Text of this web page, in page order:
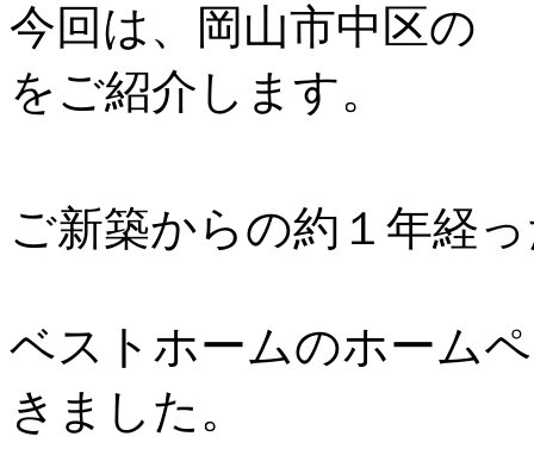
今回は、岡山市中区の
をご紹介します。
ご新築からの約１年経
ベストホームのホーム
きました。